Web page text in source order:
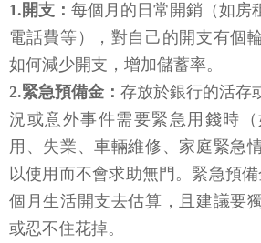
1.開支： 每個月的日常開銷（如房
電話費等），對自己的開支有個
如何減少開支，增加儲蓄率。
2.緊急預備金： 存放於銀行的活存
況或意外事件需要緊急用錢時
用、失業、車輛維修、家庭緊急
以使用而不會求助無門。緊急預
個月生活開支去估算，且建議要
或忍不住花掉。